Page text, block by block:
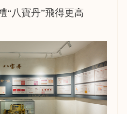
“八寶丹”飛得更高